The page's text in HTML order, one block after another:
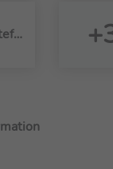
Interview mit Stefan König